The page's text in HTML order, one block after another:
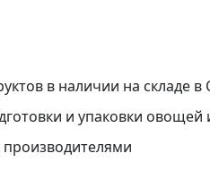
в наличии на складе в
и упаковки